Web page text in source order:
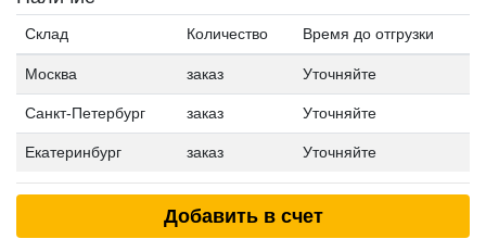
Склад Количество Время до отгрузки
Москва заказ Уточняйте
Санкт-Петербург заказ Уточняйте
Екатеринбург заказ Уточняйте
Добавить в счет